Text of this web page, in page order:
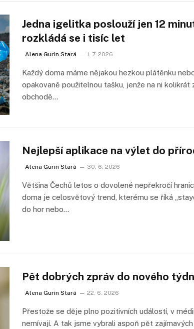
Jedna igelitka poslouží jen 12
rozkládá se i tisíc let
Alena Gurin Stará 1. 7. 2026
Každý doma máme nějakou hezkou plátěnku
opakovaně použitelnou tašku, jenže na ni kolikrát
obchodě…
Nejlepší aplikace na výlet do
Alena Gurin Stará 30. 6. 2026
Většina Čechů letos o dovolené nepřekročí
doma je celosvětový trend, kterému se říká
do hor nebo…
Pět dobrých zpráv do nového
Alena Gurin Stará 22. 6. 2026
Přestože se děje plno pozitivních událostí, v
nemívají. A tak jsme vybrali aspoň pět